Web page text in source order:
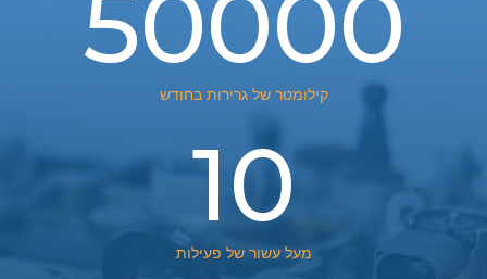
50000
קילומטר של גרירות בחודש
10
מעל עשור של פעילות